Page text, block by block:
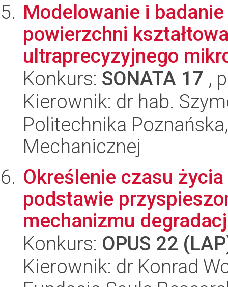
Modelowanie i
powierzchni
ultraprecyzyjnego
Konkurs: SONATA 17 ,
Kierownik: dr hab.
Politechnika
Mechanicznej
Określenie czasu
podstawie
mechanizmu
Konkurs: OPUS 22
Kierownik: dr Konrad